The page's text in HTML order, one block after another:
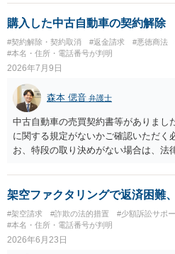
いて弁護士に依頼を検討されてくださ
購入した中古自動車の契約解除
#契約解除・契約取消 #返金請求 #悪徳商法
#本名・住所・電話番号が判明
2026年7月9日
森本 偲音 弁護士
中古自動車の売買契約書等がありまし
に関する規定がないかご確認いただく
お、特段の取り決めがない場合は、法
め、 契約不適合責任に基づき、修補
をすることは可能かと存じます。 以
架空ファクタリングで返済困難
#架空請求 #詐欺の法的措置 #少額訴訟サポ
#本名・住所・電話番号が判明
2026年6月23日